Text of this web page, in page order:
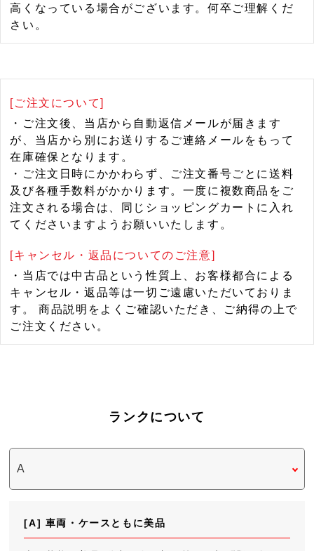
高くなっている場合がございます。何卒ご理解くだ
さい。
[ご注文について]
・ご注文後、当店から自動返信メールが届きます
が、当店から別にお送りするご連絡メールをもって
在庫確保となります。
・ご注文日時にかかわらず、ご注文番号ごとに送料
及び各種手数料がかかります。一度に複数商品をご
注文される場合は、同じショッピングカートに入れ
てくださいますようお願いいたします。
[キャンセル・返品についてのご注意]
・当店では中古品という性質上、お客様都合による
キャンセル・返品等は一切ご遠慮いただいておりま
す。 商品説明をよくご確認いただき、ご納得の上で
ご注文ください。
ランクについて
[A] 車両・ケースともに美品